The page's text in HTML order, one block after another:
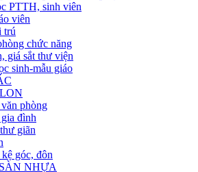
PTTH, sinh viên
viên
trú
chức năng
giá sắt thư viện
sinh-mẫu giáo
phòng
đình
giãn
góc, đôn
NHỰA